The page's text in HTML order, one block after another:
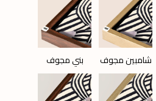
شامبين مجوف بني مجوف